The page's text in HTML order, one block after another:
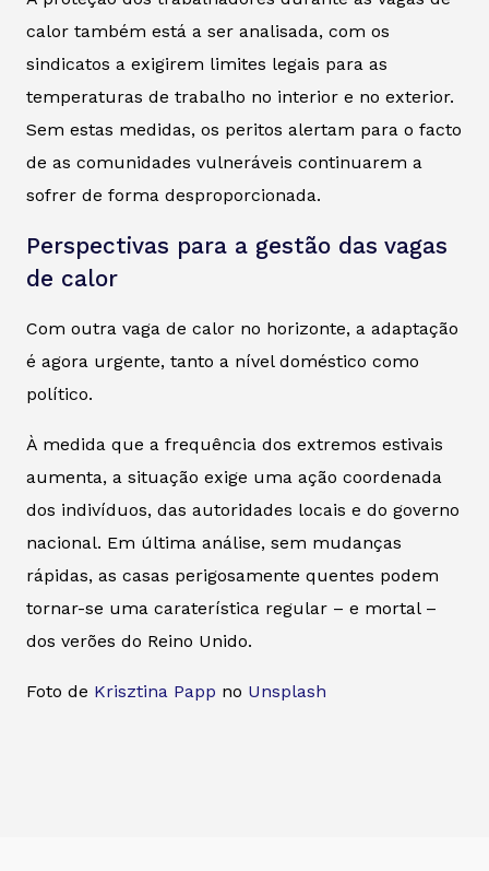
calor também está a ser analisada, com os
sindicatos a exigirem limites legais para as
temperaturas de trabalho no interior e no exterior.
Sem estas medidas, os peritos alertam para o facto
de as comunidades vulneráveis continuarem a
sofrer de forma desproporcionada.
Perspectivas para a gestão das vagas
de calor
Com outra vaga de calor no horizonte, a adaptação
é agora urgente, tanto a nível doméstico como
político.
À medida que a frequência dos extremos estivais
aumenta, a situação exige uma ação coordenada
dos indivíduos, das autoridades locais e do governo
nacional. Em última análise, sem mudanças
rápidas, as casas perigosamente quentes podem
tornar-se uma caraterística regular – e mortal –
dos verões do Reino Unido.
Foto de Krisztina Papp no Unsplash